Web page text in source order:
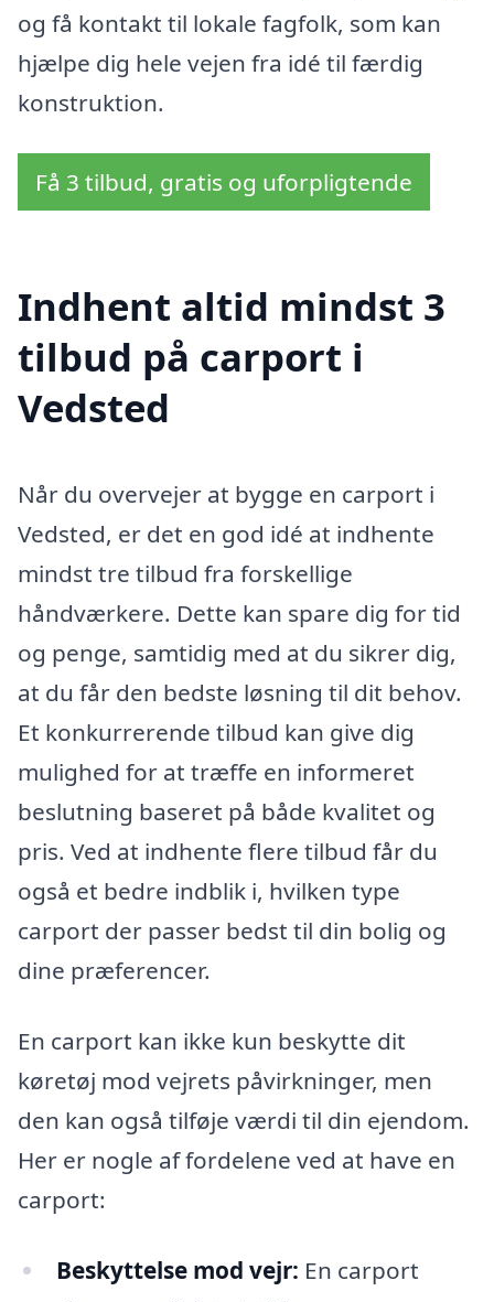
og få kontakt til lokale fagfolk, som kan
hjælpe dig hele vejen fra idé til færdig
konstruktion.
Få 3 tilbud, gratis og uforpligtende
Indhent altid mindst 3
tilbud på carport i
Vedsted
Når du overvejer at bygge en carport i
Vedsted, er det en god idé at indhente
mindst tre tilbud fra forskellige
håndværkere. Dette kan spare dig for tid
og penge, samtidig med at du sikrer dig,
at du får den bedste løsning til dit behov.
Et konkurrerende tilbud kan give dig
mulighed for at træffe en informeret
beslutning baseret på både kvalitet og
pris. Ved at indhente flere tilbud får du
også et bedre indblik i, hvilken type
carport der passer bedst til din bolig og
dine præferencer.
En carport kan ikke kun beskytte dit
køretøj mod vejrets påvirkninger, men
den kan også tilføje værdi til din ejendom.
Her er nogle af fordelene ved at have en
carport:
Beskyttelse mod vejr: En carport